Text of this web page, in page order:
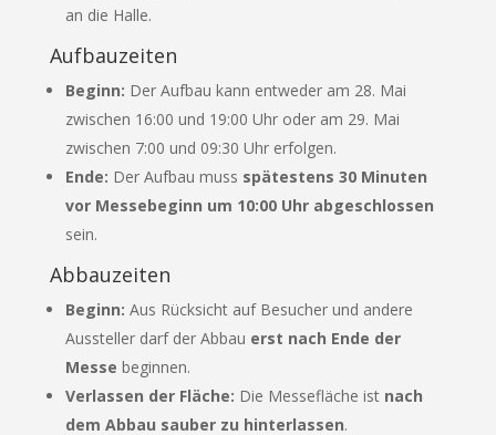
an die Halle.
Aufbauzeiten
Beginn: Der Aufbau kann entweder am 28. Mai
zwischen 16:00 und 19:00 Uhr oder am 29. Mai
zwischen 7:00 und 09:30 Uhr erfolgen.
Ende: Der Aufbau muss spätestens 30 Minuten
vor Messebeginn um 10:00 Uhr abgeschlossen
sein.
Abbauzeiten
Beginn: Aus Rücksicht auf Besucher und andere
Aussteller darf der Abbau erst nach Ende der
Messe beginnen.
Verlassen der Fläche: Die Messefläche ist nach
dem Abbau sauber zu hinterlassen.